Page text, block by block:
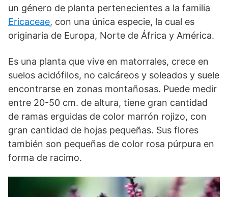
un género de planta pertenecientes a la familia
Ericaceae, con una única especie, la cual es
originaria de Europa, Norte de África y América.
Es una planta que vive en matorrales, crece en
suelos acidófilos, no calcáreos y soleados y suele
encontrarse en zonas montañosas. Puede medir
entre 20-50 cm. de altura, tiene gran cantidad
de ramas erguidas de color marrón rojizo, con
gran cantidad de hojas pequeñas. Sus flores
también son pequeñas de color rosa púrpura en
forma de racimo.